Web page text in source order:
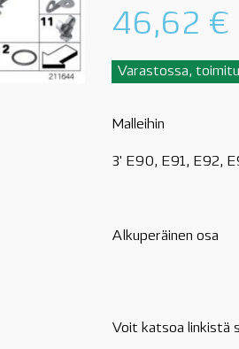
46,62 €
Varastossa,
Malleihin
3' E90, E91, E92,
Alkuperäinen osa
Voit katsoa linkistä